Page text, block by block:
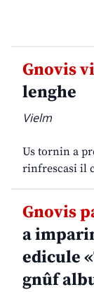
Gnovis
lenghe
Vielm
Us tornin a
rinfrescasi il
Gnovis
a
edicule
gnûf